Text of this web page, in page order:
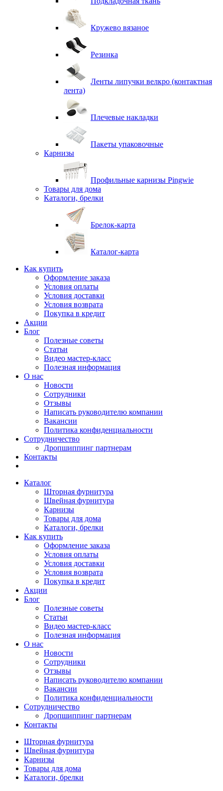
Кружево вязаное
Резинка
Ленты липучки велкро (контактная
лента)
Плечевые накладки
Пакеты упаковочные
Карнизы
Профильные карнизы Pingwie
Товары для дома
Каталоги, брелки
Брелок-карта
Каталог-карта
Как купить
Оформление заказа
Условия оплаты
Условия доставки
Условия возврата
Покупка в кредит
Акции
Блог
Полезные советы
Статьи
Видео мастер-класс
Полезная информация
О нас
Новости
Сотрудники
Отзывы
Написать руководителю компании
Вакансии
Политика конфиденциальности
Сотрудничество
Дропшиппинг партнерам
Контакты
Каталог
Шторная фурнитура
Швейная фурнитура
Карнизы
Товары для дома
Каталоги, брелки
Как купить
Оформление заказа
Условия оплаты
Условия доставки
Условия возврата
Покупка в кредит
Акции
Блог
Полезные советы
Статьи
Видео мастер-класс
Полезная информация
О нас
Новости
Сотрудники
Отзывы
Написать руководителю компании
Вакансии
Политика конфиденциальности
Сотрудничество
Дропшиппинг партнерам
Контакты
Шторная фурнитура
Швейная фурнитура
Карнизы
Товары для дома
Каталоги, брелки